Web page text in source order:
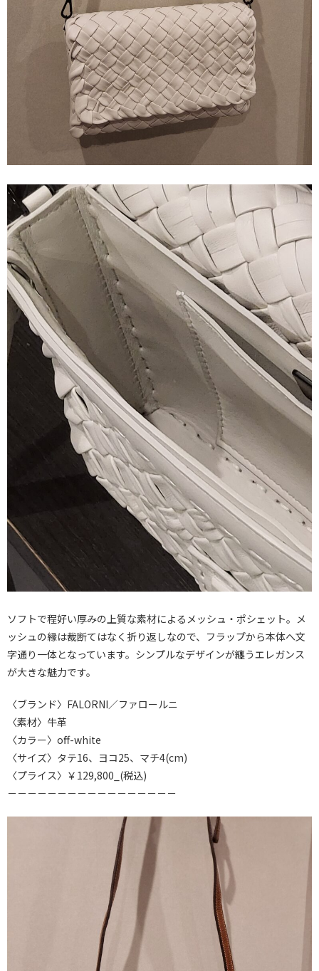
ソフトで程好い厚みの上質な素材によるメッシュ・ポシェット。メ
ッシュの縁は裁断てはなく折り返しなので、フラップから本体へ文
字通り一体となっています。シンプルなデザインが纏うエレガンス
が大きな魅力です。
〈ブランド〉FALORNI／ファロールニ
〈素材〉牛革
〈カラー〉off-white
〈サイズ〉タテ16、ヨコ25、マチ4(cm)
〈プライス〉￥129,800_(税込)
－－－－－－－－－－－－－－－－－